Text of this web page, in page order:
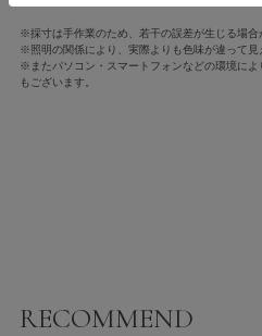
※採寸は手作業のため、若干の誤差が生じる場合
※照明の関係により、実際よりも色味が違って見
※またパソコン・スマートフォンなどの環境に
もございます。
RECOMMEND